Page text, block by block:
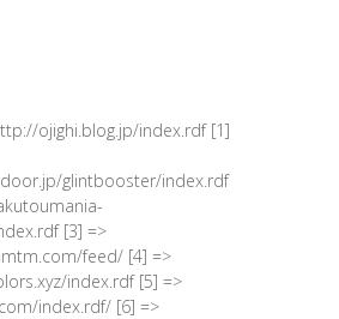
ojighi.blog.jp/index.rdf [1]
glintbooster/index.rdf
[3] =>
feed/ [4] =>
index.rdf [5] =>
index.rdf/ [6] =>